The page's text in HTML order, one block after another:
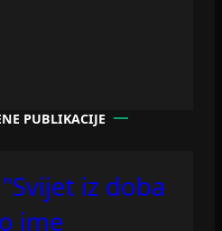
PUBLIKACIJE
iz doba
ime